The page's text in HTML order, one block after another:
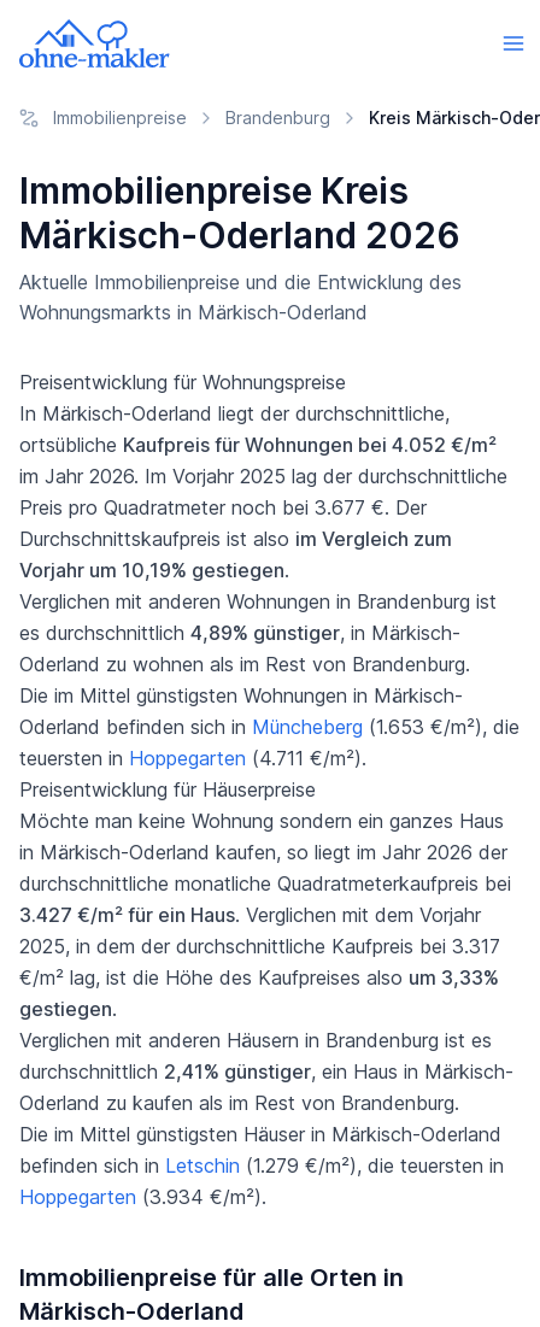
Immobilienpreise Brandenburg Kreis Märkisch-
Immobilienpreise Kreis
Märkisch-Oderland 2026
Aktuelle Immobilienpreise und die Entwicklung des
Wohnungsmarkts in Märkisch-Oderland
Preisentwicklung für Wohnungspreise
In Märkisch-Oderland liegt der durchschnittliche,
ortsübliche Kaufpreis für Wohnungen bei 4.052 €/m²
im Jahr 2026. Im Vorjahr 2025 lag der durchschnittliche
Preis pro Quadratmeter noch bei 3.677 €. Der
Durchschnittskaufpreis ist also im Vergleich zum
Vorjahr um 10,19% gestiegen.
Verglichen mit anderen Wohnungen in Brandenburg ist
es durchschnittlich 4,89% günstiger, in Märkisch-
Oderland zu wohnen als im Rest von Brandenburg.
Die im Mittel günstigsten Wohnungen in Märkisch-
Oderland befinden sich in Müncheberg (1.653 €/m²), die
teuersten in Hoppegarten (4.711 €/m²).
Preisentwicklung für Häuserpreise
Möchte man keine Wohnung sondern ein ganzes Haus
in Märkisch-Oderland kaufen, so liegt im Jahr 2026 der
durchschnittliche monatliche Quadratmeterkaufpreis bei
3.427 €/m² für ein Haus. Verglichen mit dem Vorjahr
2025, in dem der durchschnittliche Kaufpreis bei 3.317
€/m² lag, ist die Höhe des Kaufpreises also um 3,33%
gestiegen.
Verglichen mit anderen Häusern in Brandenburg ist es
durchschnittlich 2,41% günstiger, ein Haus in Märkisch-
Oderland zu kaufen als im Rest von Brandenburg.
Die im Mittel günstigsten Häuser in Märkisch-Oderland
befinden sich in Letschin (1.279 €/m²), die teuersten in
Hoppegarten (3.934 €/m²).
Immobilienpreise für alle Orten in
Märkisch-Oderland